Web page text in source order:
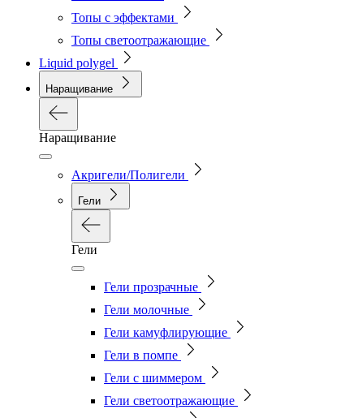
Топы с эффектами
Топы светоотражающие
Liquid polygel
Наращивание
Наращивание
Акригели/Полигели
Гели
Гели
Гели прозрачные
Гели молочные
Гели камуфлирующие
Гели в помпе
Гели с шиммером
Гели светоотражающие